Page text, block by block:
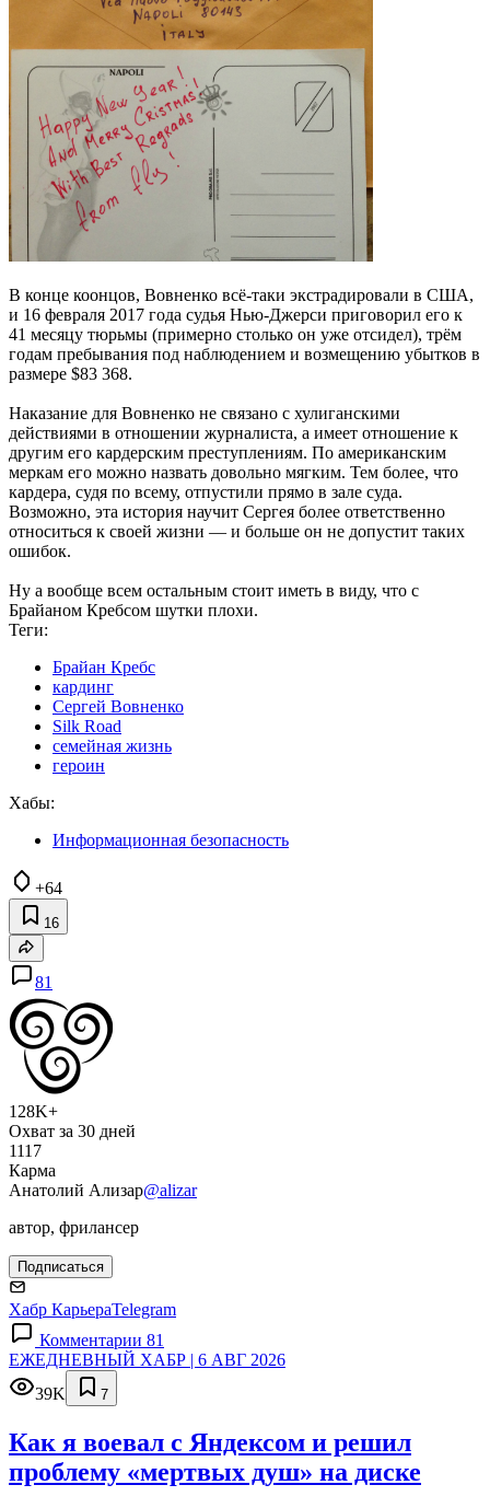
В конце коонцов, Вовненко всё-таки экстрадировали в США,
и 16 февраля 2017 года судья Нью-Джерси приговорил его к
41 месяцу тюрьмы (примерно столько он уже отсидел), трём
годам пребывания под наблюдением и возмещению убытков в
размере $83 368.
Наказание для Вовненко не связано с хулиганскими
действиями в отношении журналиста, а имеет отношение к
другим его кардерским преступлениям. По американским
меркам его можно назвать довольно мягким. Тем более, что
кардера, судя по всему, отпустили прямо в зале суда.
Возможно, эта история научит Сергея более ответственно
относиться к своей жизни — и больше он не допустит таких
ошибок.
Ну а вообще всем остальным стоит иметь в виду, что с
Брайаном Кребсом шутки плохи.
Теги:
Брайан Кребс
кардинг
Сергей Вовненко
Silk Road
семейная жизнь
героин
Хабы:
Информационная безопасность
+64
16
81
128K+
Охват за 30 дней
1117
Карма
Анатолий Ализар@alizar
автор, фрилансер
Подписаться
Хабр КарьераTelegram
Комментарии 81
ЕЖЕДНЕВНЫЙ ХАБР | 6 АВГ 2026
39K
7
Как я воевал с Яндексом и решил
проблему «мертвых душ» на диске